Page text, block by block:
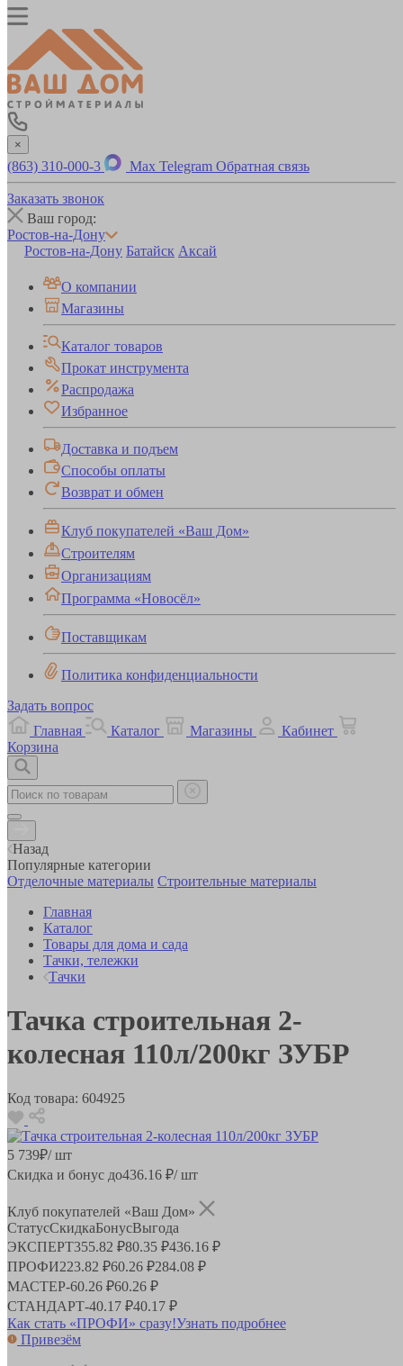
×
(863) 310-000-3 Max Telegram Обратная связь
Заказать звонок
Ваш город:
Ростов-на-Дону
Ростов-на-Дону Батайск Аксай
О компании
Магазины
Каталог товаров
Прокат инструмента
Распродажа
Избранное
Доставка и подъем
Способы оплаты
Возврат и обмен
Клуб покупателей «Ваш Дом»
Строителям
Организациям
Программа «Новосёл»
Поставщикам
Политика конфиденциальности
Задать вопрос
Главная
Каталог Магазины
Кабинет
Корзина
Назад
Популярные категории
Отделочные материалы Строительные материалы
Главная
Каталог
Товары для дома и сада
Тачки, тележки
Тачки
Тачка строительная 2-
колесная 110л/200кг ЗУБР
Код товара: 604925
5 739₽/ шт
Скидка и бонус до436.16 ₽/ шт
Клуб покупателей «Ваш Дом»
СтатусСкидкаБонусВыгода
ЭКСПЕРТ355.82 ₽80.35 ₽436.16 ₽
ПРОФИ223.82 ₽60.26 ₽284.08 ₽
МАСТЕР-60.26 ₽60.26 ₽
СТАНДАРТ-40.17 ₽40.17 ₽
Как стать «ПРОФИ» сразу!Узнать подробнее
Привезём